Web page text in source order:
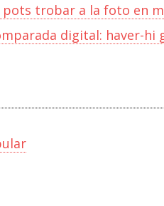
trobar a la foto en
digital: haver-hi